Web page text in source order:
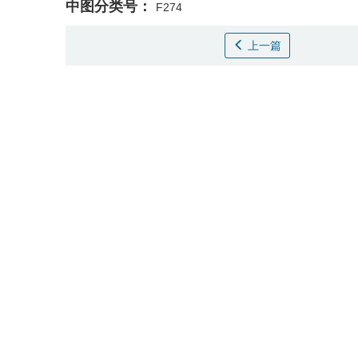
中图分类号： F274
上一篇